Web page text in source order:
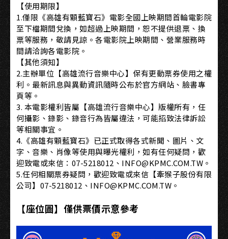
【使用期限】
1.僅限《高雄有顆藍寶石》電影全國上映期間首輪電影院
至下檔期間兌換，如超過上映期間，恕不提供退票、換
票等服務，敬請見諒。各電影院上映期間、營業服務時
間請洽詢各電影院。
【其他須知】
2.主辦單位【高雄流行音樂中心】保有更動票券使用之權
利。最新訊息與異動資訊隨時公布於官方網站、臉書專
頁等。
3. 本電影權利皆屬【高雄流行音樂中心】版權所有，任
何攝影、錄影、錄音行為皆屬違法，可能招致法律訴訟
等相關事宜。
4.《高雄有顆藍寶石》已正式取得各式新聞、圖片、文
字、音樂、肖像等使用與曝光權利，如有任何疑問，歡
迎致電或來信：07-5218012、INFO@KPMC.COM.TW。
5.任何相關票券疑問，歡迎致電或來信【牽猴子股份有限
公司】07-5218012、INFO@KPMC.COM.TW。
【座位圖】僅供票價示意參考